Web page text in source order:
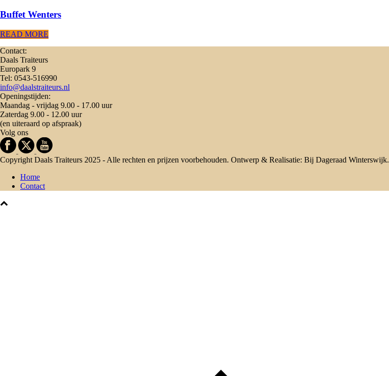
Buffet Wenters
READ MORE
Contact:
Daals Traiteurs
Europark 9
Tel: 0543-516990
info@daalstraiteurs.nl
Openingstijden:
Maandag - vrijdag 9.00 - 17.00 uur
Zaterdag 9.00 - 12.00 uur
(en uiteraard op afspraak)
Volg ons
Copyright Daals Traiteurs 2025 - Alle rechten en prijzen voorbehouden. Ontwerp & Realisatie: Bij Dageraad Winterswijk.
Home
Contact